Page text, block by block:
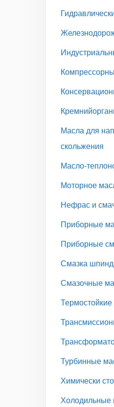
Масла для
скольжения
Масло-
Моторное
Нефрас и
Приборные
Приборные
Смазка
Смазочные
Термостойкие
Турбинные
Химически
Холодильные